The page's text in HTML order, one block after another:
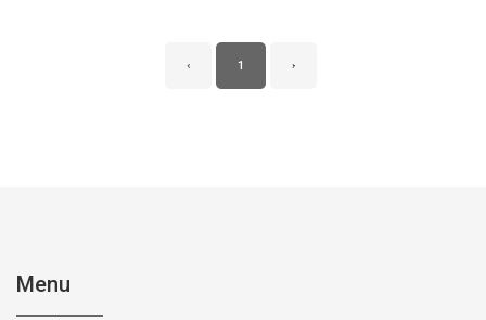
‹ 1 ›
Menu